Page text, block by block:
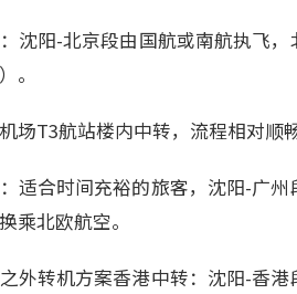
沈阳-北京段由国航或南航执飞
。
场T3航站楼内中转，流程相对顺畅
适合时间充裕的旅客，沈阳-广
乘北欧航空。
外转机方案香港中转：沈阳-香